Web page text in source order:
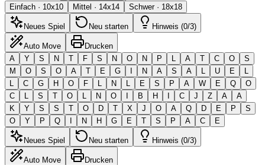
Einfach · 10x10 Mittel · 14x14 Schwer· 18x18
Neues Spiel Neu starten Hinweis (0/3)
Auto Move
Drucken
A
Y S N T F S N O N P L A T C O
S
M
O S O A T E G I N A S A L U E
L
L
C G H O F L N L E S P A W E Q
O
C
L S T O L N O I B H I C J Z A
A
K
Y S S T O D T X J O A Q D E P
S
O
Y P Q I N H G E T S P A C E
Neues Spiel Neu starten Hinweis (0/3)
Auto Move Drucken